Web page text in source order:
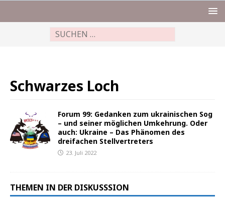
Schwarzes Loch
Forum 99: Gedanken zum ukrainischen Sog
– und seiner möglichen Umkehrung. Oder
auch: Ukraine – Das Phänomen des
dreifachen Stellvertreters
23. Juli 2022
THEMEN IN DER DISKUSSSION